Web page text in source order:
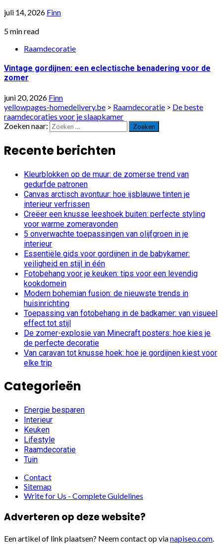
juli 14, 2026 Finn
5 min read
Raamdecoratie
Vintage gordijnen: een eclectische benadering voor de
zomer
juni 20, 2026 Finn
yellowpages-homedelivery.be > Raamdecoratie > De beste
raamdecoraties voor je slaapkamer
Zoeken naar:
Recente berichten
Kleurblokken op de muur: de zomerse trend van
gedurfde patronen
Canvas arctisch avontuur: hoe ijsblauwe tinten je
interieur verfrissen
Creëer een knusse leeshoek buiten: perfecte styling
voor warme zomeravonden
5 onverwachte toepassingen van olijfgroen in je
interieur
Essentiële gids voor gordijnen in de babykamer:
veiligheid en stijl in één
Fotobehang voor je keuken: tips voor een levendig
kookdomein
Modern bohemian fusion: de nieuwste trends in
huisinrichting
Toepassing van fotobehang in de badkamer: van visueel
effect tot stijl
De zomer-explosie van Minecraft posters: hoe kies je
de perfecte decoratie
Van caravan tot knusse hoek: hoe je gordijnen kiest voor
elke trip
Categorieën
Energie besparen
Interieur
Keuken
Lifestyle
Raamdecoratie
Tuin
Contact
Sitemap
Write for Us - Complete Guidelines
Adverteren op deze website?
Een artikel of link plaatsen? Neem contact op vianapiseo.com